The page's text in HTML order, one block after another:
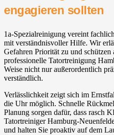
engagieren sollten
1a-Spezialreinigung vereint
mit verständnisvoller Hilfe. Wir
Gefahren Priorität zu und
professionelle Tatortreinigung
Weise nicht nur außerordentlich
verständlich.
Verlässlichkeit zeigt sich im
die Uhr möglich. Schnelle
Planung sorgen dafür, dass rasch
Tatortreiniger Hamburg-
und halten Sie proaktiv auf dem